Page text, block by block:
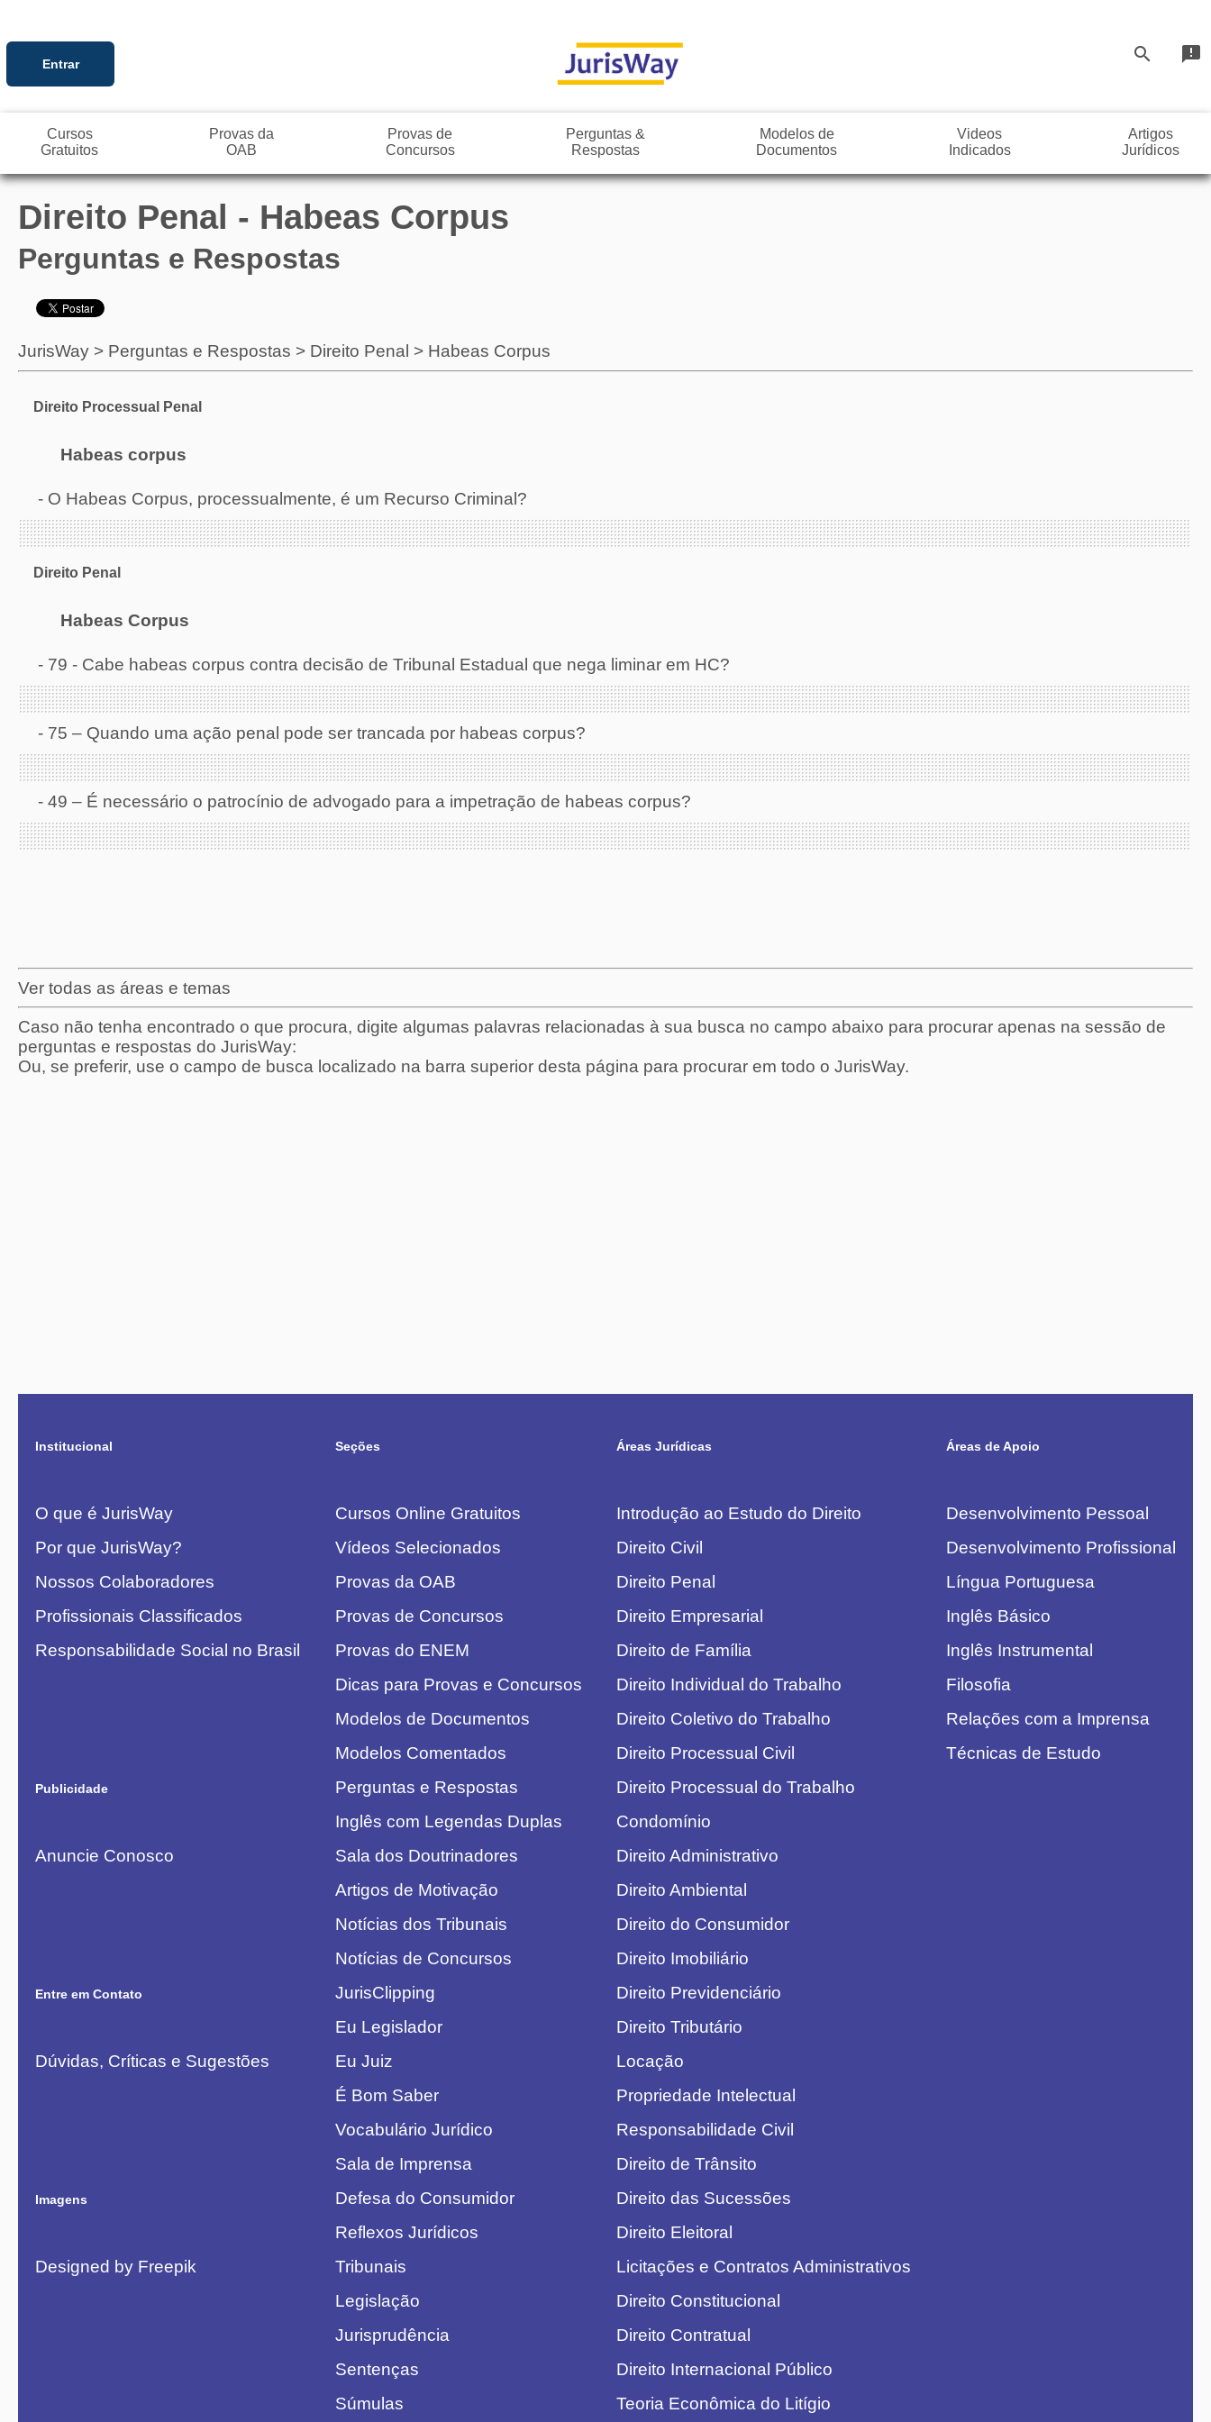
Entrar search announcement
Cursos
Gratuitos
Provas da
OAB
Provas de
Concursos
Perguntas &
Respostas
Modelos de
Documentos
Videos
Indicados
Artigos
Jurídicos
Direito Penal - Habeas Corpus
Perguntas e Respostas
JurisWay > Perguntas e Respostas > Direito Penal > Habeas Corpus
Direito Processual Penal
Habeas corpus
- O Habeas Corpus, processualmente, é um Recurso Criminal?
Direito Penal
Habeas Corpus
- 79 - Cabe habeas corpus contra decisão de Tribunal Estadual que nega liminar em HC?
- 75 – Quando uma ação penal pode ser trancada por habeas corpus?
- 49 – É necessário o patrocínio de advogado para a impetração de habeas corpus?
Ver todas as áreas e temas
Caso não tenha encontrado o que procura, digite algumas palavras relacionadas à sua busca no campo abaixo para procurar apenas na sessão de
perguntas e respostas do JurisWay:
Ou, se preferir, use o campo de busca localizado na barra superior desta página para procurar em todo o JurisWay.
Institucional
O que é JurisWay
Por que JurisWay?
Nossos Colaboradores
Profissionais Classificados
Responsabilidade Social no Brasil
Publicidade
Anuncie Conosco
Entre em Contato
Dúvidas, Críticas e Sugestões
Imagens
Designed by Freepik
Seções
Cursos Online Gratuitos
Vídeos Selecionados
Provas da OAB
Provas de Concursos
Provas do ENEM
Dicas para Provas e Concursos
Modelos de Documentos
Modelos Comentados
Perguntas e Respostas
Inglês com Legendas Duplas
Sala dos Doutrinadores
Artigos de Motivação
Notícias dos Tribunais
Notícias de Concursos
JurisClipping
Eu Legislador
Eu Juiz
É Bom Saber
Vocabulário Jurídico
Sala de Imprensa
Defesa do Consumidor
Reflexos Jurídicos
Tribunais
Legislação
Jurisprudência
Sentenças
Súmulas
Áreas Jurídicas
Introdução ao Estudo do Direito
Direito Civil
Direito Penal
Direito Empresarial
Direito de Família
Direito Individual do Trabalho
Direito Coletivo do Trabalho
Direito Processual Civil
Direito Processual do Trabalho
Condomínio
Direito Administrativo
Direito Ambiental
Direito do Consumidor
Direito Imobiliário
Direito Previdenciário
Direito Tributário
Locação
Propriedade Intelectual
Responsabilidade Civil
Direito de Trânsito
Direito das Sucessões
Direito Eleitoral
Licitações e Contratos Administrativos
Direito Constitucional
Direito Contratual
Direito Internacional Público
Teoria Econômica do Litígio
Áreas de Apoio
Desenvolvimento Pessoal
Desenvolvimento Profissional
Língua Portuguesa
Inglês Básico
Inglês Instrumental
Filosofia
Relações com a Imprensa
Técnicas de Estudo